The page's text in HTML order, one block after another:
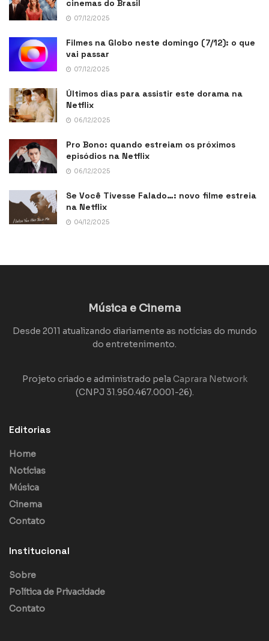
cinemas do Brasil
07/12/2025
Filmes na Globo neste domingo (7/12): o que
vai passar
07/12/2025
Últimos dias para assistir este dorama na
Netflix
06/12/2025
Pro Bono: quando estreiam os próximos
episódios na Netflix
06/12/2025
Se Você Tivesse Falado…: novo filme estreia
na Netflix
04/12/2025
Música e Cinema
Desde 2011 atualizando diariamente as notícias do mundo
do entretenimento.
Projeto criado e administrado pela Caprara Network
(CNPJ 31.950.467.0001-26).
Editorias
Home
Notícias
Música
Cinema
Contato
Institucional
Sobre
Política de Privacidade
Contato